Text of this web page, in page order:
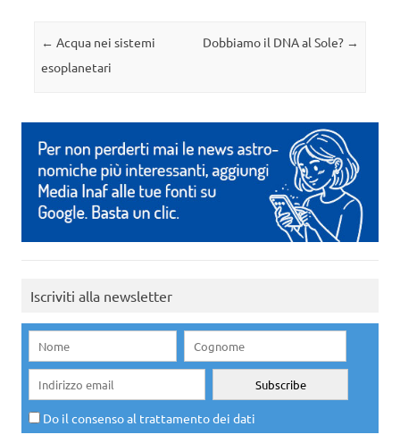
Navigazione articolo
← Acqua nei sistemi
esoplanetari
Dobbiamo il DNA al Sole? →
Iscriviti alla newsletter
Do il consenso al trattamento dei dati